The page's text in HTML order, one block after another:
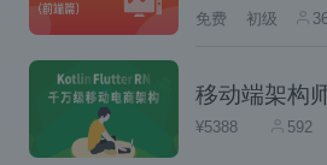
其中课题制定非常重要。确
计课程内容，考虑实用性和
学者，详细讲解并提供实践
合理安排课程时长和进度，
免费 初级
移动端架构
¥5388 592